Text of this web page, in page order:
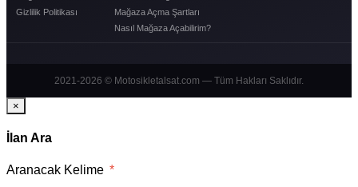
Gizlilik Politikası
Mağaza Açma Şartları
Nasıl Mağaza Açabilirim?
2021-2026 © Motosikletalsat.com — Tüm Hakları Saklıdır.
×
İlan Ara
Aranacak Kelime *